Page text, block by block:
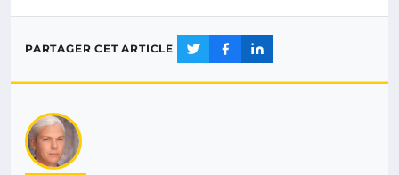
PARTAGER CET ARTICLE